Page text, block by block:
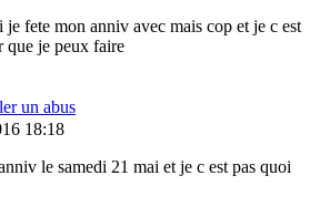
je fete mon anniv avec mais cop et je c est
que je peux faire
un abus
18:18
le samedi 21 mai et je c est pas quoi